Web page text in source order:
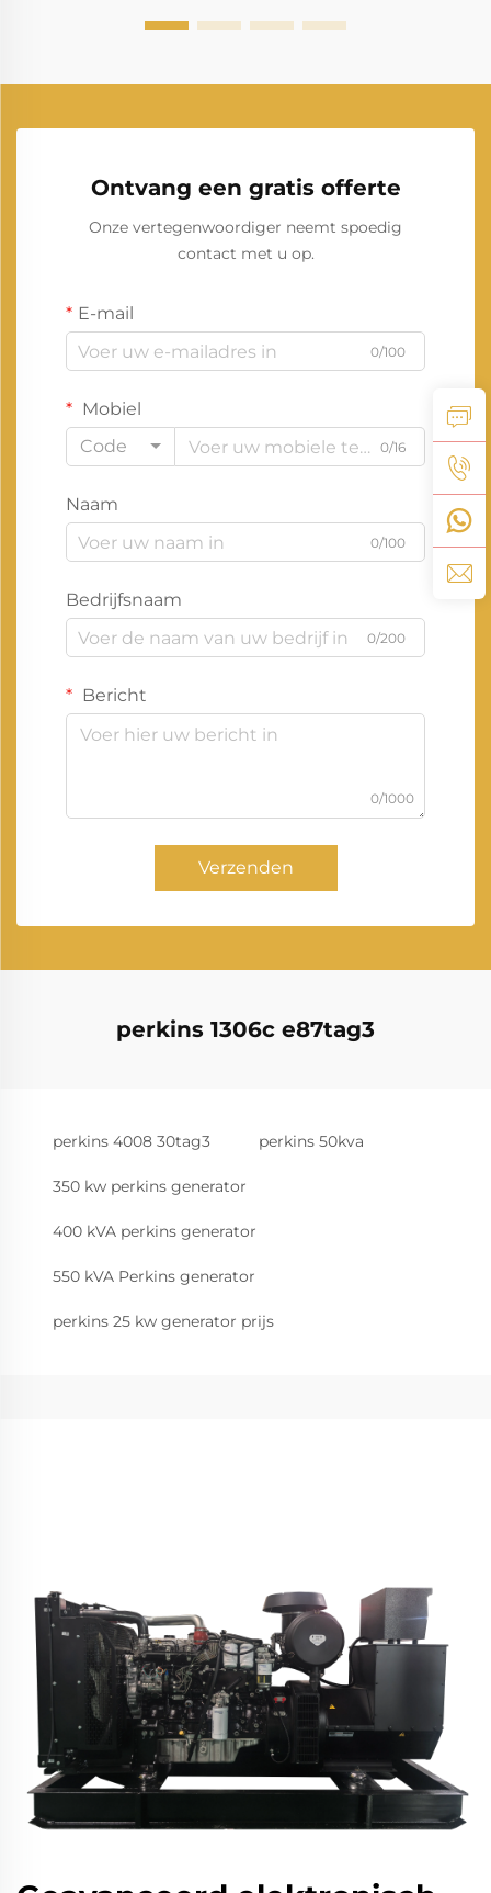
Ontvang een gratis offerte
Onze vertegenwoordiger neemt spoedig
contact met u op.
E-mail
0/100
Mobiel
Code
0/16
Naam
0/100
Bedrijfsnaam
0/200
Bericht
0/1000
Verzenden
perkins 1306c e87tag3
perkins 4008 30tag3 perkins 50kva
350 kw perkins generator
400 kVA perkins generator
550 kVA Perkins generator
perkins 25 kw generator prijs